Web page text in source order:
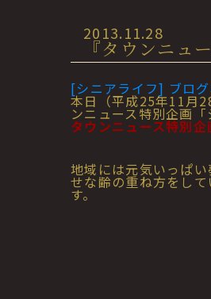
2013.11.28
『タウンニュ
[シニアライフ] ブロ
本日（平成25年11月
ンニュース特別企画
タウンニュース特別企
地域には元気いっぱ
せな齢の重ね方をし
す。